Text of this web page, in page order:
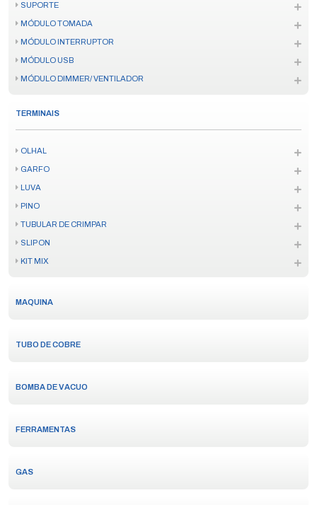
SUPORTE
MÓDULO TOMADA
MÓDULO INTERRUPTOR
MÓDULO USB
MÓDULO DIMMER/ VENTILADOR
TERMINAIS
OLHAL
GARFO
LUVA
PINO
TUBULAR DE CRIMPAR
SLIP ON
KIT MIX
MAQUINA
TUBO DE COBRE
BOMBA DE VACUO
FERRAMENTAS
GAS